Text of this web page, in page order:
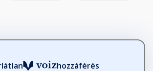
hozzáférés